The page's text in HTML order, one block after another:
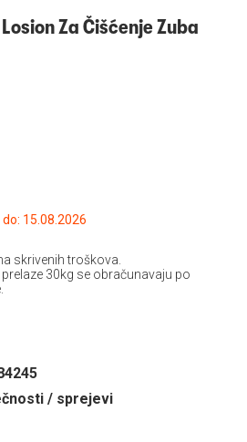
Za Čišćenje Zuba
15.08.2026
skrivenih troškova.
30kg se obračunavaju po
/ sprejevi